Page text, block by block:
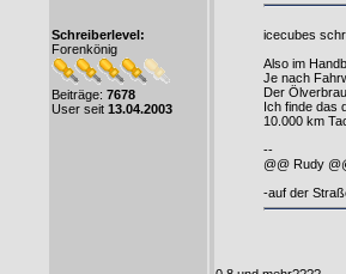
Schreiberlevel:
Forenkönig
Beiträge: 7678
User seit 13.04.2003
icecubes
Also im
Je nach
Der
Ich finde das
10.000 km
--
@@ Rudy
-auf der